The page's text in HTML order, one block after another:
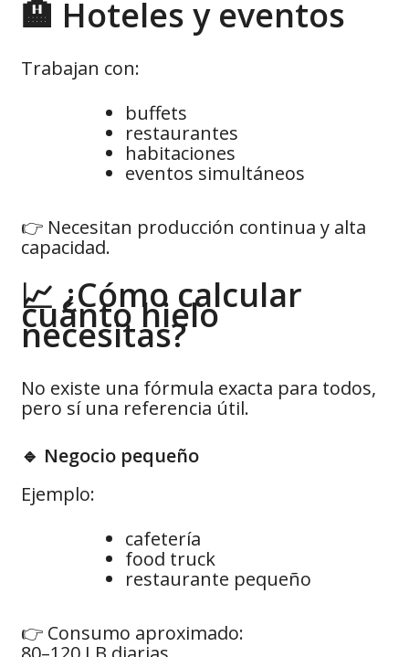
🏨 Hoteles y eventos
Trabajan con:
buffets
restaurantes
habitaciones
eventos simultáneos
👉 Necesitan producción continua y alta
capacidad.
📈 ¿Cómo calcular
cuánto hielo
necesitas?
No existe una fórmula exacta para todos,
pero sí una referencia útil.
🔹 Negocio pequeño
Ejemplo:
cafetería
food truck
restaurante pequeño
👉 Consumo aproximado: